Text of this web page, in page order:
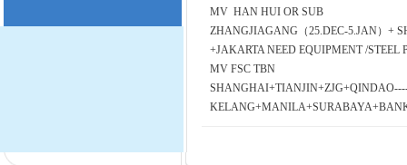
MV HAN HUI OR SUB
ZHANGJIAGANG（25.DEC-5.JAN）+
+JAKARTA NEED EQUIPMENT /STEEL
MV FSC TBN